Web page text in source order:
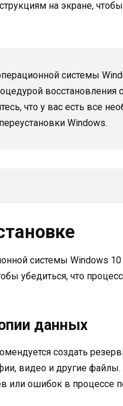
на экране,
системы
восстановления
что у вас есть все
Windows.
системы Windows
убедиться, что
данных
создать
видео и другие файлы.
или ошибок в процессе